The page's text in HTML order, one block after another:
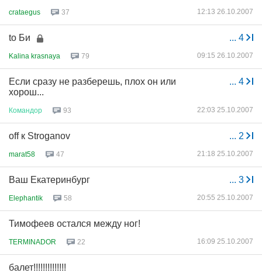
crataegus 37 12:13 26.10.2007
... 4
to Би
Kalina krasnaya 79 09:15 26.10.2007
... 4
Если сразу не разберешь, плох он или
хорош...
Командор 93 22:03 25.10.2007
... 2
off к Stroganov
marat58 47 21:18 25.10.2007
... 3
Ваш Екатеринбург
Elephantik 58 20:55 25.10.2007
Тимофеев остался между ног!
TERMINADOR 22 16:09 25.10.2007
балет!!!!!!!!!!!!!!